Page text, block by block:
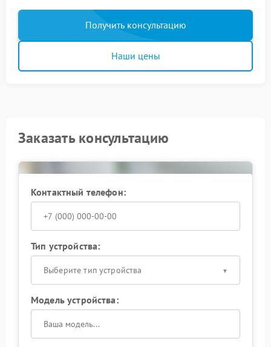
Получить консультацию
Наши цены
Заказать консультацию
Контактный телефон:
Тип устройства:
Выберите тип устройства
Модель устройства: